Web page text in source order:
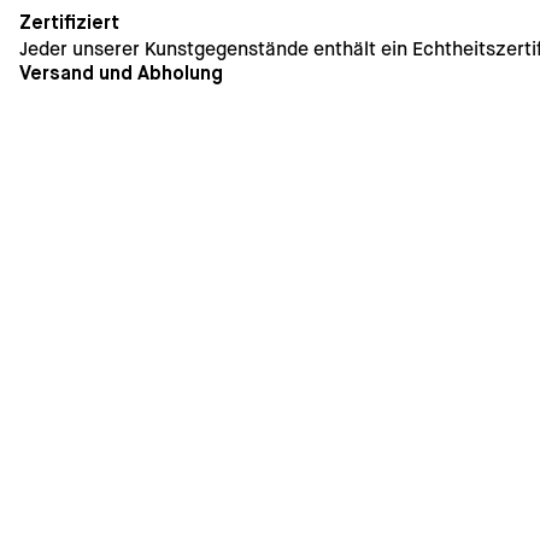
Zertifiziert
Jeder unserer Kunstgegenstände enthält ein
Versand und Abholung